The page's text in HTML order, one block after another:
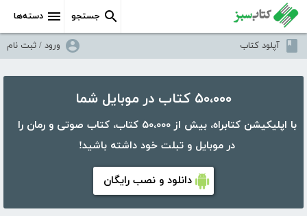
دسته‌ها جستجو
آپلود کتاب ورود / ثبت نام
۵۰،۰۰۰ کتاب در موبایل شما
با اپلیکیشن کتابراه، بیش از ۵۰،۰۰۰ کتاب، کتاب صوتی و رمان را
در موبایل و تبلت خود داشته باشید!
دانلود و نصب رایگان